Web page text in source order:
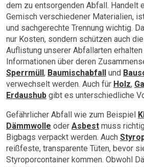
dem zu entsorgenden Abfall. Handelt
Gemisch verschiedener Materialien,
und sachgerechte Trennung wichtig.
nur Kosten, sondern schützen auch
Auflistung unserer Abfallarten erhalten
Informationen über deren
Sperrmüll, Baumischabfall und
verwechselt werden. Auch für Holz,
Erdaushub gibt es unterschiedliche
Gefährlicher Abfall wie zum Beispiel
Dämmwolle oder Asbest muss
Bigbags verpackt werden. Auch
reißfeste, transparente Tüten, bevor
Styroporcontainer kommen. Obwohl